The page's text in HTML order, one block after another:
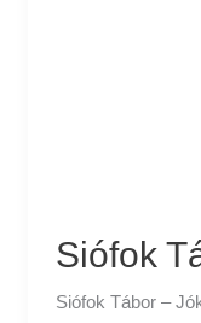
Siófok
Siófok Tábor –